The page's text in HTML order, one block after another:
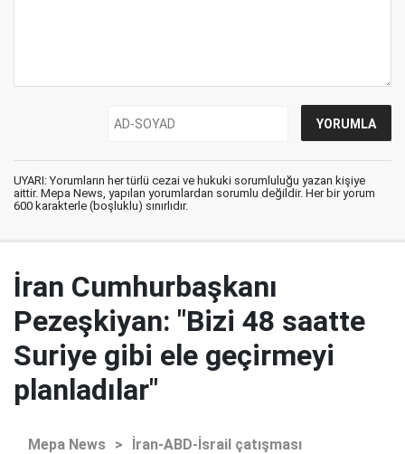
UYARI: Yorumların her türlü cezai ve hukuki sorumluluğu yazan kişiye
aittir. Mepa News, yapılan yorumlardan sorumlu değildir. Her bir yorum
600 karakterle (boşluklu) sınırlıdır.
İran Cumhurbaşkanı
Pezeşkiyan: "Bizi 48 saatte
Suriye gibi ele geçirmeyi
planladılar"
Mepa News > İran-ABD-İsrail çatışması